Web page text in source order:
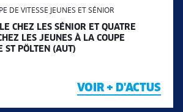
DE VITESSE JEUNES ET SÉNIOR
CHEZ LES SÉNIOR ET QUATRE
LES JEUNES À LA COUPE
ST PÖLTEN (AUT)
VOIR + D'ACTUS